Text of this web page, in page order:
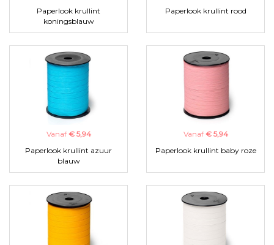
Paperlook krullint
koningsblauw
Paperlook krullint rood
Vanaf € 5,94
Paperlook krullint azuur
blauw
Vanaf € 5,94
Paperlook krullint baby roze